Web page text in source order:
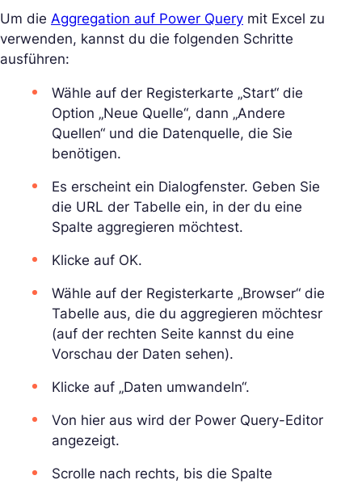
Um die Aggregation auf Power Query mit Excel zu
verwenden, kannst du die folgenden Schritte
ausführen:
Wähle auf der Registerkarte „Start“ die
Option „Neue Quelle“, dann „Andere
Quellen“ und die Datenquelle, die Sie
benötigen.
Es erscheint ein Dialogfenster. Geben Sie
die URL der Tabelle ein, in der du eine
Spalte aggregieren möchtest.
Klicke auf OK.
Wähle auf der Registerkarte „Browser“ die
Tabelle aus, die du aggregieren möchtesr
(auf der rechten Seite kannst du eine
Vorschau der Daten sehen).
Klicke auf „Daten umwandeln“.
Von hier aus wird der Power Query-Editor
angezeigt.
Scrolle nach rechts, bis die Spalte